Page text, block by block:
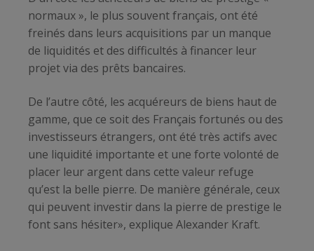
normaux », le plus souvent français, ont été
freinés dans leurs acquisitions par un manque
de liquidités et des difficultés à financer leur
projet via des prêts bancaires.
De l’autre côté, les acquéreurs de biens haut de
gamme, que ce soit des Français fortunés ou des
investisseurs étrangers, ont été très actifs avec
une liquidité importante et une forte volonté de
placer leur argent dans cette valeur refuge
qu’est la belle pierre. De manière générale, ceux
qui peuvent investir dans la pierre de prestige le
font sans hésiter», explique Alexander Kraft.